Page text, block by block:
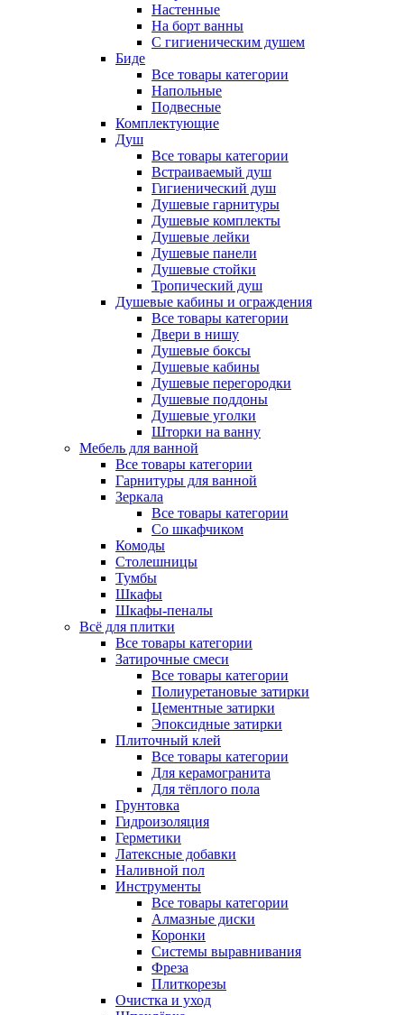
Настенные
На борт ванны
С гигиеническим душем
Биде
Все товары категории
Напольные
Подвесные
Комплектующие
Душ
Все товары категории
Встраиваемый душ
Гигиенический душ
Душевые гарнитуры
Душевые комплекты
Душевые лейки
Душевые панели
Душевые стойки
Тропический душ
Душевые кабины и ограждения
Все товары категории
Двери в нишу
Душевые боксы
Душевые кабины
Душевые перегородки
Душевые поддоны
Душевые уголки
Шторки на ванну
Мебель для ванной
Все товары категории
Гарнитуры для ванной
Зеркала
Все товары категории
Со шкафчиком
Комоды
Столешницы
Тумбы
Шкафы
Шкафы-пеналы
Всё для плитки
Все товары категории
Затирочные смеси
Все товары категории
Полиуретановые затирки
Цементные затирки
Эпоксидные затирки
Плиточный клей
Все товары категории
Для керамогранита
Для тёплого пола
Грунтовка
Гидроизоляция
Герметики
Латексные добавки
Наливной пол
Инструменты
Все товары категории
Алмазные диски
Коронки
Системы выравнивания
Фреза
Плиткорезы
Очистка и уход